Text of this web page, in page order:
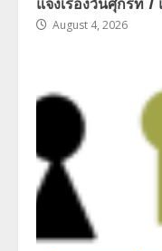
August 4, 2026